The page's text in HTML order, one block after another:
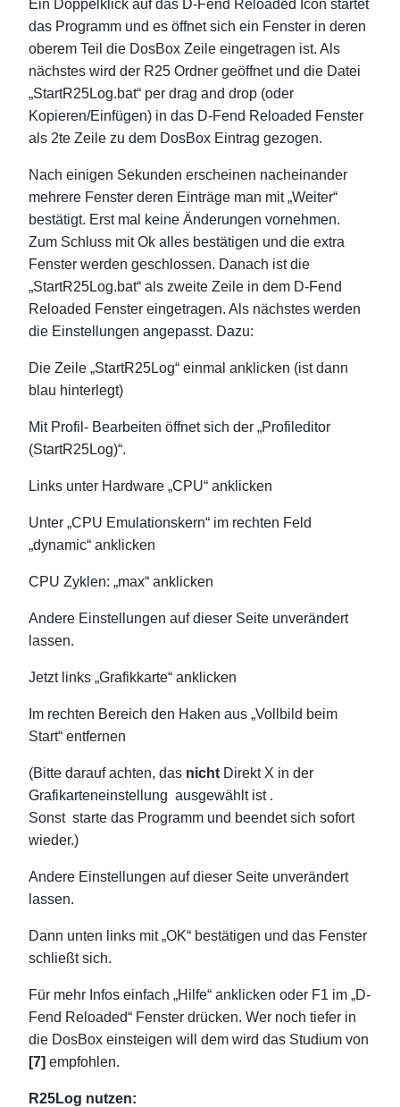
Ein Doppelklick auf das D-Fend Reloaded Icon startet
das Programm und es öffnet sich ein Fenster in deren
oberem Teil die DosBox Zeile eingetragen ist. Als
nächstes wird der R25 Ordner geöffnet und die Datei
„StartR25Log.bat“ per drag and drop (oder
Kopieren/Einfügen) in das D-Fend Reloaded Fenster
als 2te Zeile zu dem DosBox Eintrag gezogen.
Nach einigen Sekunden erscheinen nacheinander
mehrere Fenster deren Einträge man mit „Weiter“
bestätigt. Erst mal keine Änderungen vornehmen.
Zum Schluss mit Ok alles bestätigen und die extra
Fenster werden geschlossen. Danach ist die
„StartR25Log.bat“ als zweite Zeile in dem D-Fend
Reloaded Fenster eingetragen. Als nächstes werden
die Einstellungen angepasst. Dazu:
Die Zeile „StartR25Log“ einmal anklicken (ist dann
blau hinterlegt)
Mit Profil- Bearbeiten öffnet sich der „Profileditor
(StartR25Log)“.
Links unter Hardware „CPU“ anklicken
Unter „CPU Emulationskern“ im rechten Feld
„dynamic“ anklicken
CPU Zyklen: „max“ anklicken
Andere Einstellungen auf dieser Seite unverändert
lassen.
Jetzt links „Grafikkarte“ anklicken
Im rechten Bereich den Haken aus „Vollbild beim
Start“ entfernen
(Bitte darauf achten, das nicht Direkt X in der
Grafikarteneinstellung ausgewählt ist .
Sonst starte das Programm und beendet sich sofort
wieder.)
Andere Einstellungen auf dieser Seite unverändert
lassen.
Dann unten links mit „OK“ bestätigen und das Fenster
schließt sich.
Für mehr Infos einfach „Hilfe“ anklicken oder F1 im „D-
Fend Reloaded“ Fenster drücken. Wer noch tiefer in
die DosBox einsteigen will dem wird das Studium von
[7] empfohlen.
R25Log nutzen: